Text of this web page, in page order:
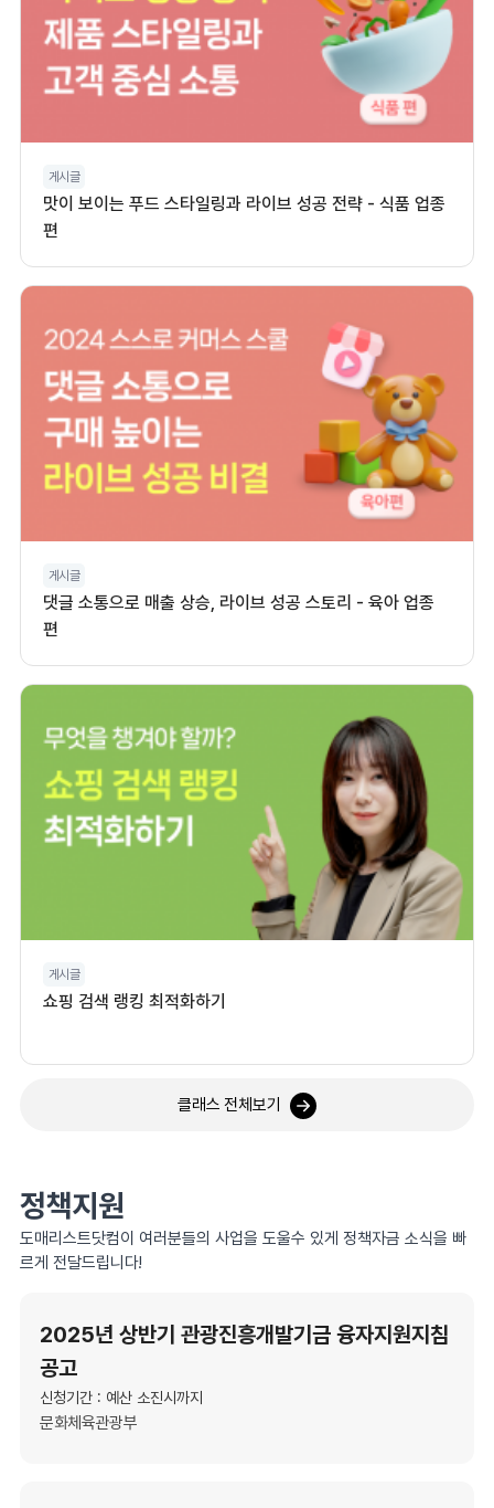
게시글
맛이 보이는 푸드 스타일링과 라이브 성공 전략 - 식품 업종
편
게시글
댓글 소통으로 매출 상승, 라이브 성공 스토리 - 육아 업종
편
게시글
쇼핑 검색 랭킹 최적화하기
클래스 전체보기
정책지원
도매리스트닷컴이 여러분들의 사업을 도울수 있게 정책자금 소식을 빠
르게 전달드립니다!
2025년 상반기 관광진흥개발기금 융자지원지침
공고
신청기간 : 예산 소진시까지
문화체육관광부